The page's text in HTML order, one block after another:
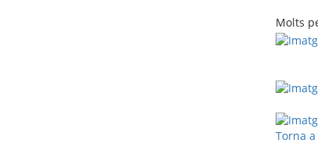
Molts
Torna a